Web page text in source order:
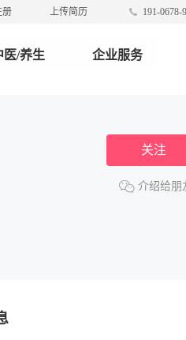
册 上传简历 191-0678-
医/养生 企业服务
关注
介绍给朋